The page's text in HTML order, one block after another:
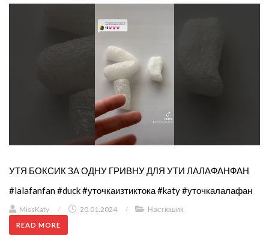
УТЯ БОКСИК ЗА ОДНУ ГРИВНУ ДЛЯ УТИ ЛАЛАФАНФАН
#lalafanfan #duck #уточкаизтиктока #katy #уточкалалафан
MissKaty / 20.01.2024 / Настюшик
READ MORE